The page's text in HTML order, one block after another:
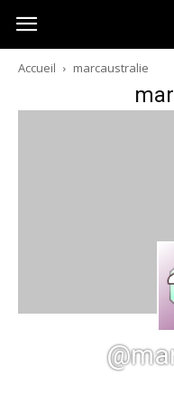
Australia-
australie.com
Accueil marcaustralie